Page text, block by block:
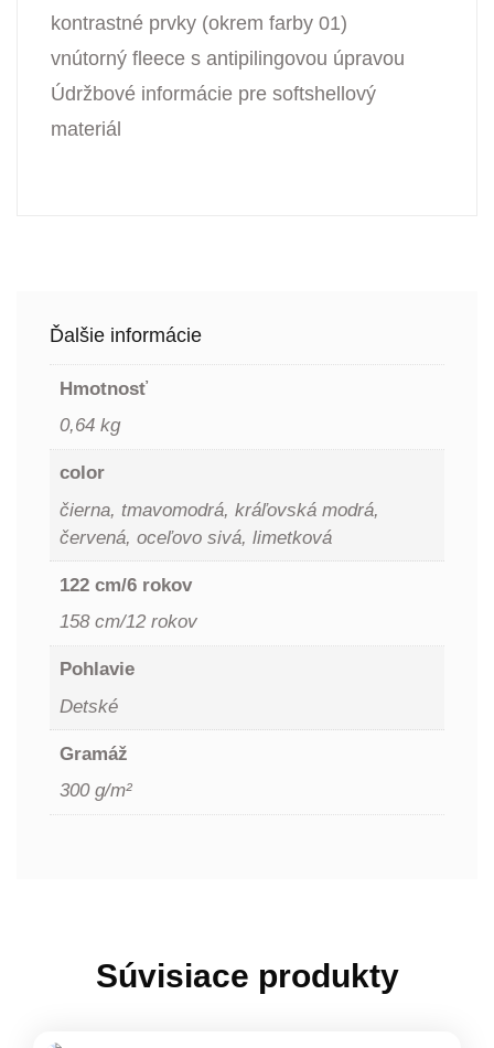
kontrastné prvky (okrem farby 01)
vnútorný fleece s antipilingovou úpravou
Údržbové informácie pre softshellový
materiál
Ďalšie informácie
Hmotnosť
0,64 kg
color
čierna, tmavomodrá, kráľovská modrá,
červená, oceľovo sivá, limetková
122 cm/6 rokov
158 cm/12 rokov
Pohlavie
Detské
Gramáž
300 g/m²
Súvisiace produkty